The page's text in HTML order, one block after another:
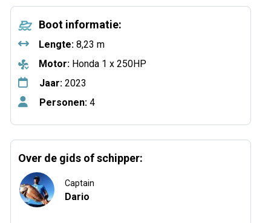
Boot informatie:
Lengte: 8,23 m
Motor: Honda 1 x 250HP
Jaar: 2023
Personen: 4
Over de gids of schipper:
Captain
Dario